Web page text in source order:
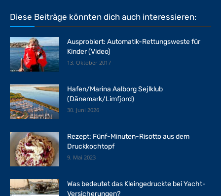
Diese Beiträge könnten dich auch interessieren:
Ausprobiert: Automatik-Rettungsweste für
Kinder (Video)
13. Oktober 2017
Hafen/Marina Aalborg Sejlklub
(Dänemark/Limfjord)
30. Juni 2026
Rezept: Fünf-Minuten-Risotto aus dem
Druckkochtopf
9. Mai 2023
Was bedeutet das Kleingedruckte bei Yacht-
Versicherungen?